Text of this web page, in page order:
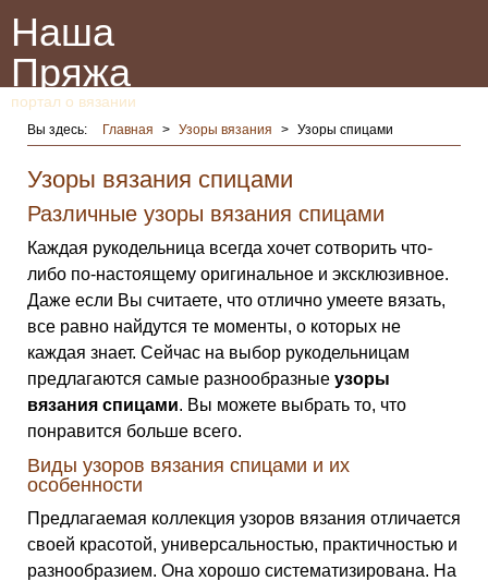
Наша
Пряжа
портал о вязании
Вы здесь: Главная > Узоры вязания > Узоры спицами
Узоры вязания спицами
Различные узоры вязания спицами
Каждая рукодельница всегда хочет сотворить что-
либо по-настоящему оригинальное и эксклюзивное.
Даже если Вы считаете, что отлично умеете вязать,
все равно найдутся те моменты, о которых не
каждая знает. Сейчас на выбор рукодельницам
предлагаются самые разнообразные узоры
вязания спицами. Вы можете выбрать то, что
понравится больше всего.
Виды узоров вязания спицами и их
особенности
Предлагаемая коллекция узоров вязания отличается
своей красотой, универсальностью, практичностью и
разнообразием. Она хорошо систематизирована. На